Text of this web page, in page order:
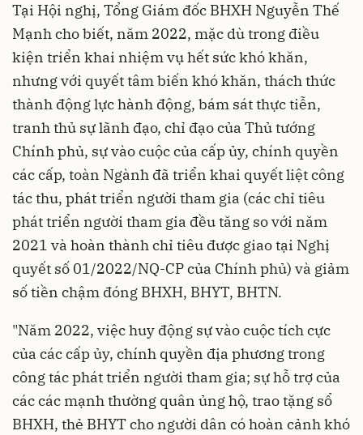
Tại Hội nghị, Tổng Giám đốc BHXH Nguyễn Thế
Mạnh cho biết, năm 2022, mặc dù trong điều
kiện triển khai nhiệm vụ hết sức khó khăn,
nhưng với quyết tâm biến khó khăn, thách thức
thành động lực hành động, bám sát thực tiễn,
tranh thủ sự lãnh đạo, chỉ đạo của Thủ tướng
Chính phủ, sự vào cuộc của cấp ủy, chính quyền
các cấp, toàn Ngành đã triển khai quyết liệt công
tác thu, phát triển người tham gia (các chỉ tiêu
phát triển người tham gia đều tăng so với năm
2021 và hoàn thành chỉ tiêu được giao tại Nghị
quyết số 01/2022/NQ-CP của Chính phủ) và giảm
số tiền chậm đóng BHXH, BHYT, BHTN.
"Năm 2022, việc huy động sự vào cuộc tích cực
của các cấp ủy, chính quyền địa phương trong
công tác phát triển người tham gia; sự hỗ trợ của
các các mạnh thường quân ủng hộ, trao tặng sổ
BHXH, thẻ BHYT cho người dân có hoàn cảnh khó